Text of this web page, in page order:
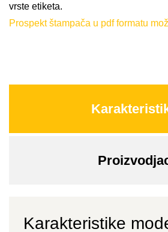
vrste etiketa.
Prospekt štampača u pdf formatu
Karakteristike